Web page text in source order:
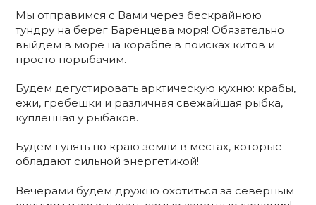
Мы отправимся с Вами через бескрайнюю
тундру на берег Баренцева моря! Обязательно
выйдем в море на корабле в поисках китов и
просто порыбачим.
Будем дегустировать арктическую кухню: крабы,
ежи, гребешки и различная свежайшая рыбка,
купленная у рыбаков.
Будем гулять по краю земли в местах, которые
обладают сильной энергетикой!
Вечерами будем дружно охотиться за северным